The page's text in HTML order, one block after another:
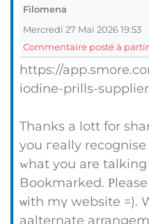
Filomena
Mercredi 27 Mai 2026 19:53
Commentaire posté à partir
https://
iodine-prills-supplier
Thanks a lott for
you гeally recognise
ᴡһat you are
Bookmarked.
ѡith mү website =).
aalternate